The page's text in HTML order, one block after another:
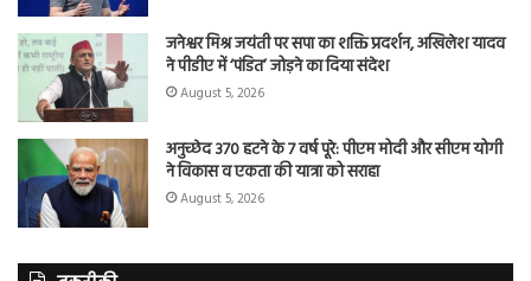
जनेश्वर मिश्र जयंती पर सपा का शक्ति प्रदर्शन, अखिलेश यादव
ने पीडीए में ‘पंडित’ जोड़ने का दिया संदेश
August 5, 2026
अनुच्छेद 370 हटने के 7 वर्ष पूरे: पीएम मोदी और सीएम योगी
ने विकास व एकता की यात्रा को सराहा
August 5, 2026